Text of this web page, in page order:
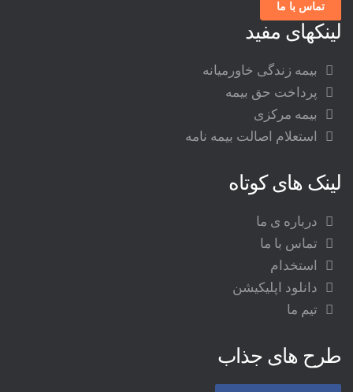
تماس با ما
لینکهای مفید
بیمه زندگی خاورمیانه
پرداخت حق بیمه
بیمه مرکزی
استعلام اصالت بیمه نامه
لینک های کوتاه
درباره ی ما
تماس با ما
استخدام
دانلود اپلیکیشن
تیم ما
طرح های جذاب